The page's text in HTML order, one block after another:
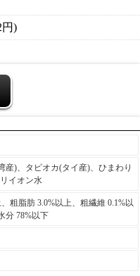
円)
産)、タピオカ(タイ産)、ひまわり
イオン水
粗脂肪 3.0%以上、粗繊維 0.1%以
分 78%以下